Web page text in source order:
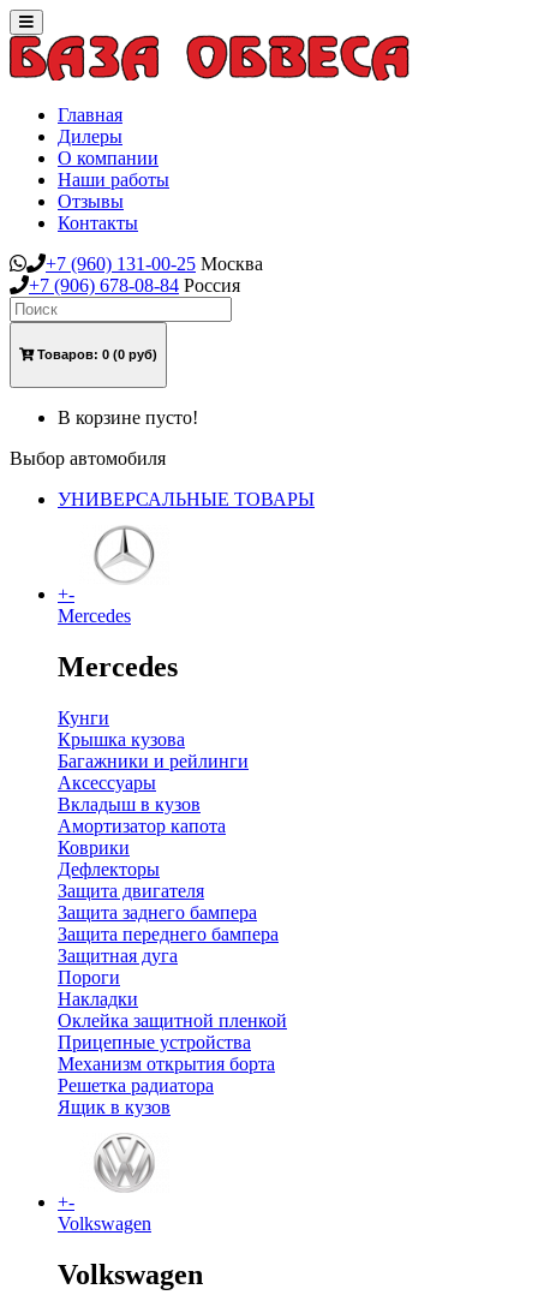
Toggle
navigation
Главная
Дилеры
О компании
Наши работы
Отзывы
Контакты
+7 (960) 131-00-25 Москва
+7 (906) 678-08-84 Россия
Товаров: 0 (0 руб)
В корзине пусто!
Выбор автомобиля
УНИВЕРСАЛЬНЫЕ ТОВАРЫ
+-
Mercedes
Mercedes
Кунги
Крышка кузова
Багажники и рейлинги
Аксессуары
Вкладыш в кузов
Амортизатор капота
Коврики
Дефлекторы
Защита двигателя
Защита заднего бампера
Защита переднего бампера
Защитная дуга
Пороги
Накладки
Оклейка защитной пленкой
Прицепные устройства
Механизм открытия борта
Решетка радиатора
Ящик в кузов
+-
Volkswagen
Volkswagen